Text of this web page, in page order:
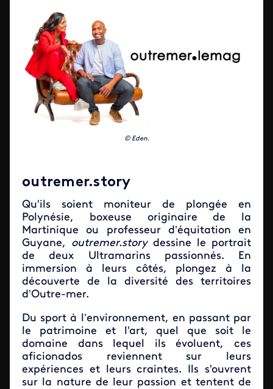
© Eden.
outremer.story
Qu'ils soient moniteur de plongée en
Polynésie, boxeuse originaire de la
Martinique ou professeur d’équitation en
Guyane, outremer.story dessine le portrait
de deux Ultramarins passionnés. En
immersion à leurs côtés, plongez à la
découverte de la diversité des territoires
d’Outre-mer.
Du sport à l’environnement, en passant par
le patrimoine et l'art, quel que soit le
domaine dans lequel ils évoluent, ces
aficionados reviennent sur leurs
expériences et leurs craintes. Ils s'ouvrent
sur la nature de leur passion et tentent de